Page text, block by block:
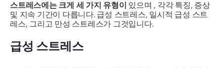
스트레스에는 크게 세 가지 유형이 있으며 , 각각 특징, 증상
및 지속 기간이 다릅니다. 급성 스트레스, 일시적 급성 스트
레스, 그리고 만성 스트레스가 그것입니다.
급성 스트레스